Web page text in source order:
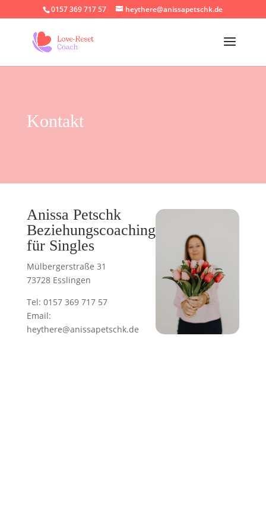
0157 369 717 57 heythere@anissapetschk.de
Kontakt
Anissa Petschk
Beziehungscoaching
für Singles
Mülbergerstraße 31
73728 Esslingen
Tel: 0157 369 717 57
Email:
heythere@anissapetschk.de